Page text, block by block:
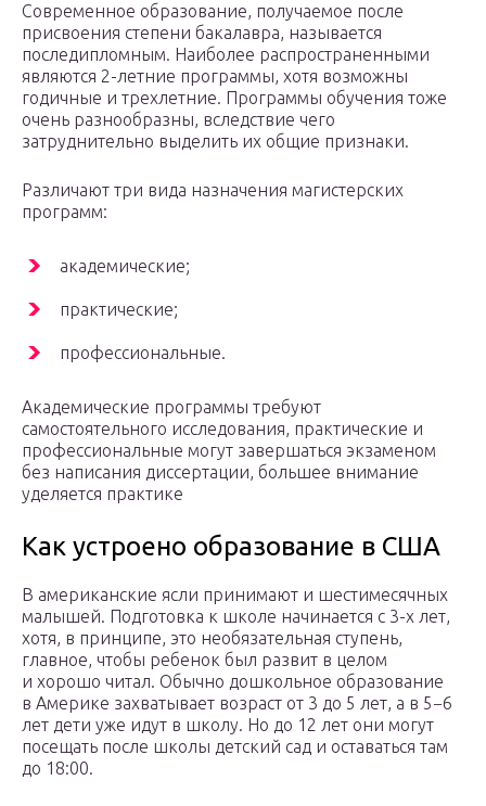
Современное образование, получаемое после
присвоения степени бакалавра, называется
последипломным. Наиболее распространенными
являются 2-летние программы, хотя возможны
годичные и трехлетние. Программы обучения тоже
очень разнообразны, вследствие чего
затруднительно выделить их общие признаки.
Различают три вида назначения магистерских
программ:
академические;
практические;
профессиональные.
Академические программы требуют
самостоятельного исследования, практические и
профессиональные могут завершаться экзаменом
без написания диссертации, большее внимание
уделяется практике
Как устроено образование в США
В американские ясли принимают и шестимесячных
малышей. Подготовка к школе начинается с 3-х лет,
хотя, в принципе, это необязательная ступень,
главное, чтобы ребенок был развит в целом
и хорошо читал. Обычно дошкольное образование
в Америке захватывает возраст от 3 до 5 лет, а в 5−6
лет дети уже идут в школу. Но до 12 лет они могут
посещать после школы детский сад и оставаться там
до 18:00.